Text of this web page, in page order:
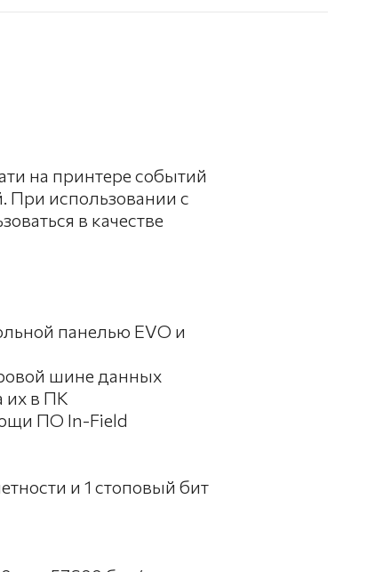
на принтере событий
При использовании с
в качестве
панелью EVO и
шине данных
их в ПК
ПО In-Field
и 1 стоповый бит